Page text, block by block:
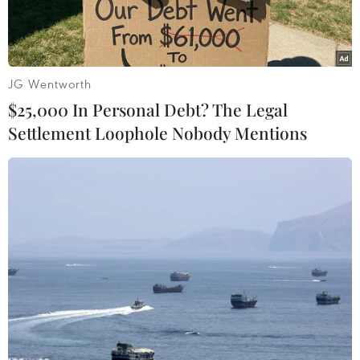
hữu hạn Một thành viên Lâm nghiệp Kông Bông. (Ảnh: Tuấn
Sau những phản ánh của TTXVN về tình trạng
phá rừng pơmu nhiều năm qua tại lâm phần
quản lý của Công ty trách nhiệm hữu hạn Một
thành viên Lâm nghiệp Krông Bông (huyện
JG Wentworth
$25,000 In Personal Debt? The Legal
Settlement Loophole Nobody Mentions